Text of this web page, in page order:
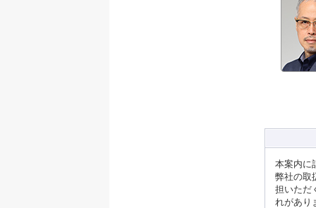
本案内に
弊社の取
担いただ
れがあり